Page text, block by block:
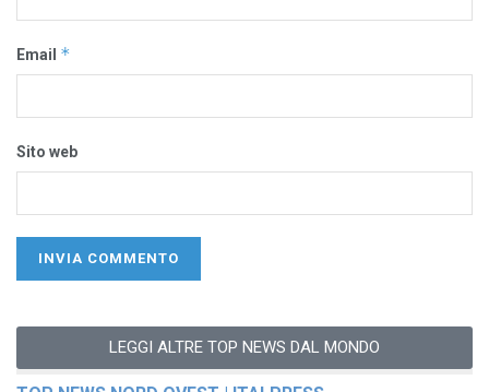
Email *
Sito web
LEGGI ALTRE TOP NEWS DAL MONDO